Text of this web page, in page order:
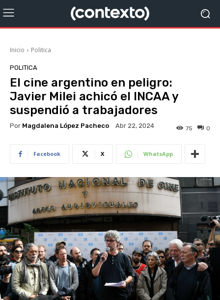
Inicio Politica
POLITICA
El cine argentino en peligro:
Javier Milei achicó el INCAA y
suspendió a trabajadores
Por Magdalena López Pacheco Abr 22, 2024 0
75
Facebook X WhatsApp